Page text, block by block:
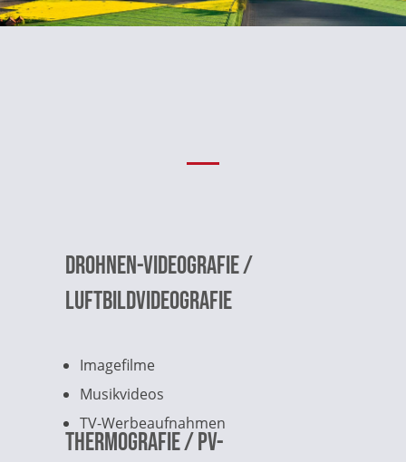
Drohnen-videografie /
Luftbildvideografie
Imagefilme
Musikvideos
TV-Werbeaufnahmen
Thermografie / PV-